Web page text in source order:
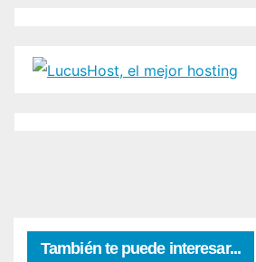
También te puede interesar...